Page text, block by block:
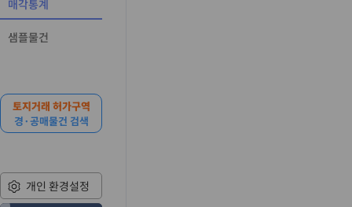
매각통계
샘플물건
토지거래 허가구역
경·공매물건 검색
개인 환경설정